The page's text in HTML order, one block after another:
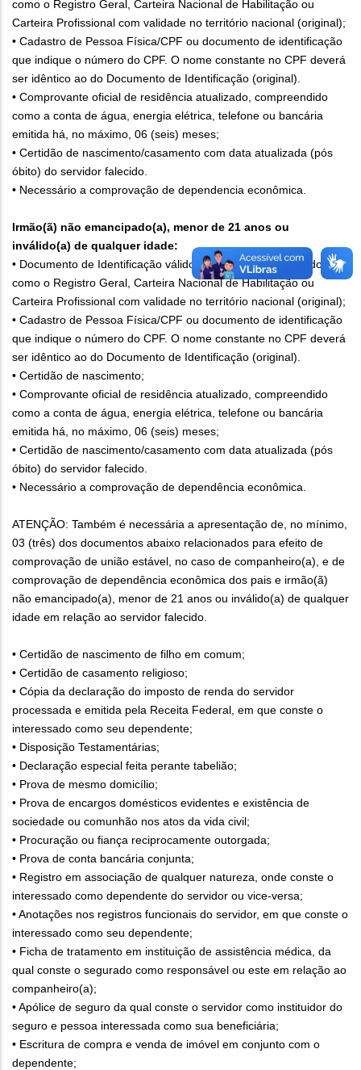
como o Registro Geral, Carteira Nacional de Habilitação ou
Carteira Profissional com validade no território nacional (original);
• Cadastro de Pessoa Física/CPF ou documento de identificação
que indique o número do CPF. O nome constante no CPF deverá
ser idêntico ao do Documento de Identificação (original).
• Comprovante oficial de residência atualizado, compreendido
como a conta de água, energia elétrica, telefone ou bancária
emitida há, no máximo, 06 (seis) meses;
• Certidão de nascimento/casamento com data atualizada (pós
óbito) do servidor falecido.
• Necessário a comprovação de dependencia econômica.
Irmão(ã) não emancipado(a), menor de 21 anos ou
inválido(a) de qualquer idade:
• Documento de Identificação válido com foto, compreendido
como o Registro Geral, Carteira Nacional de Habilitação ou
Carteira Profissional com validade no território nacional (original);
• Cadastro de Pessoa Física/CPF ou documento de identificação
que indique o número do CPF. O nome constante no CPF deverá
ser idêntico ao do Documento de Identificação (original).
• Certidão de nascimento;
• Comprovante oficial de residência atualizado, compreendido
como a conta de água, energia elétrica, telefone ou bancária
emitida há, no máximo, 06 (seis) meses;
• Certidão de nascimento/casamento com data atualizada (pós
óbito) do servidor falecido.
• Necessário a comprovação de dependência econômica.
ATENÇÃO: Também é necessária a apresentação de, no mínimo,
03 (três) dos documentos abaixo relacionados para efeito de
comprovação de união estável, no caso de companheiro(a), e de
comprovação de dependência econômica dos pais e irmão(ã)
não emancipado(a), menor de 21 anos ou inválido(a) de qualquer
idade em relação ao servidor falecido.
• Certidão de nascimento de filho em comum;
• Certidão de casamento religioso;
• Cópia da declaração do imposto de renda do servidor
processada e emitida pela Receita Federal, em que conste o
interessado como seu dependente;
• Disposição Testamentárias;
• Declaração especial feita perante tabelião;
• Prova de mesmo domicílio;
• Prova de encargos domésticos evidentes e existência de
sociedade ou comunhão nos atos da vida civil;
• Procuração ou fiança reciprocamente outorgada;
• Prova de conta bancária conjunta;
• Registro em associação de qualquer natureza, onde conste o
interessado como dependente do servidor ou vice-versa;
• Anotações nos registros funcionais do servidor, em que conste o
interessado como seu dependente;
• Ficha de tratamento em instituição de assistência médica, da
qual conste o segurado como responsável ou este em relação ao
companheiro(a);
• Apólice de seguro da qual conste o servidor como instituidor do
seguro e pessoa interessada como sua beneficiária;
• Escritura de compra e venda de imóvel em conjunto com o
dependente;